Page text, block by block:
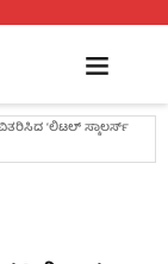
ಸ್ಥಾನ..? ನಿಯೋಗದ